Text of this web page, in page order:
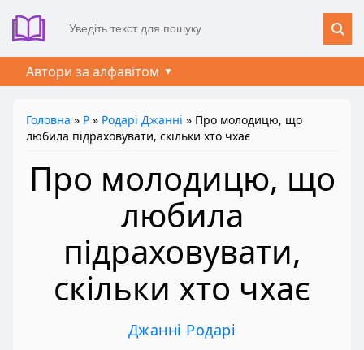
Автори за алфавітом
Головна » Р » Родарі Джанні » Про молодицю, що
любила підраховувати, скільки хто чхає
Про молодицю, що
любила
підраховувати,
скільки хто чхає
Джанні Родарі